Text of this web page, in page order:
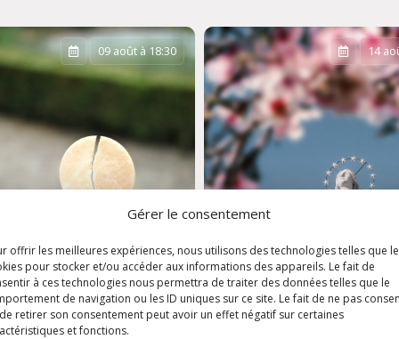
Gérer le consentement
offrir les meilleures expériences, nous utilisons des technologies telles que
pour stocker et/ou accéder aux informations des appareils. Le fait de
à ces technologies nous permettra de traiter des données telles que le
de navigation ou les ID uniques sur ce site. Le fait de ne pas
retirer son consentement peut avoir un effet négatif sur certaines
et fonctions.
dominicale
09 août à 18:30
Assomption de la
Vierge Marie
14